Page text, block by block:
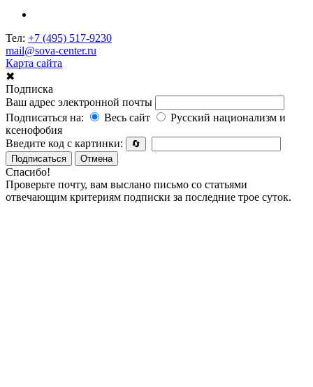
Тел: +7 (495) 517-9230
mail@sova-center.ru
Карта сайта
✖
Подписка
Ваш адрес электронной почты
Подписаться на:
Весь сайт
Русский национализм и
ксенофобия
Введите код с картинки:
🔄
Подписаться
Отмена
Спасибо!
Проверьте почту, вам выслано письмо со статьями
отвечающим критериям подписки за последние трое суток.